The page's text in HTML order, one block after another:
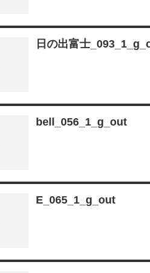
日の出富士
bell_056_1_g_out
E_065_1_g_out